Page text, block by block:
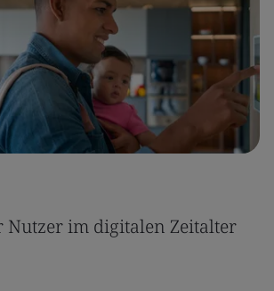
Nutzer im digitalen Zeitalter